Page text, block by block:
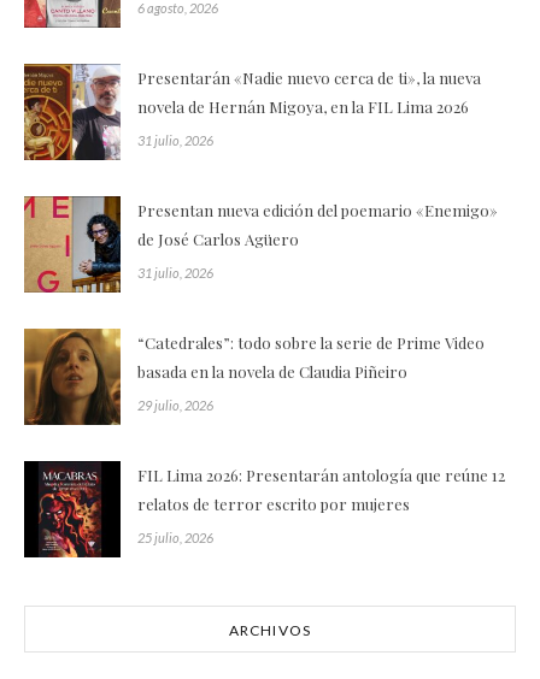
6 agosto, 2026
Presentarán «Nadie nuevo cerca de ti», la nueva
novela de Hernán Migoya, en la FIL Lima 2026
31 julio, 2026
Presentan nueva edición del poemario «Enemigo»
de José Carlos Agüero
31 julio, 2026
“Catedrales”: todo sobre la serie de Prime Video
basada en la novela de Claudia Piñeiro
29 julio, 2026
FIL Lima 2026: Presentarán antología que reúne 12
relatos de terror escrito por mujeres
25 julio, 2026
ARCHIVOS